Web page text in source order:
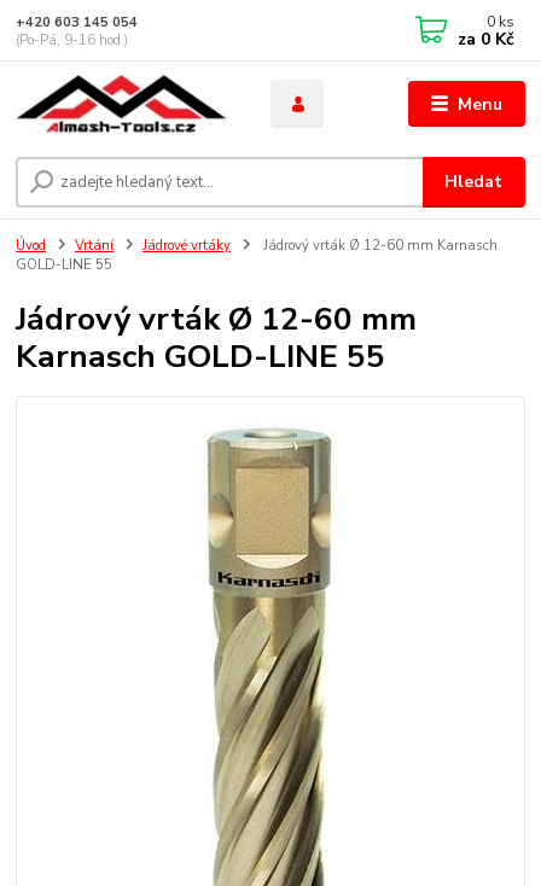
Menu
Hledat
+420 603 145 054
(Po-Pá, 9-16 hod.)
0 ks
za 0 Kč
Úvod Vrtání Jádrové vrtáky
Jádrový vrták Ø 12-60 mm Karnasch
GOLD-LINE 55
Jádrový vrták Ø 12-60 mm
Karnasch GOLD-LINE 55